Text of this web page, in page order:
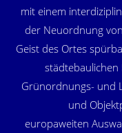
mit einem
der Neuordnung
Geist des Ortes
Grünordnungs- und
und
europaweiten